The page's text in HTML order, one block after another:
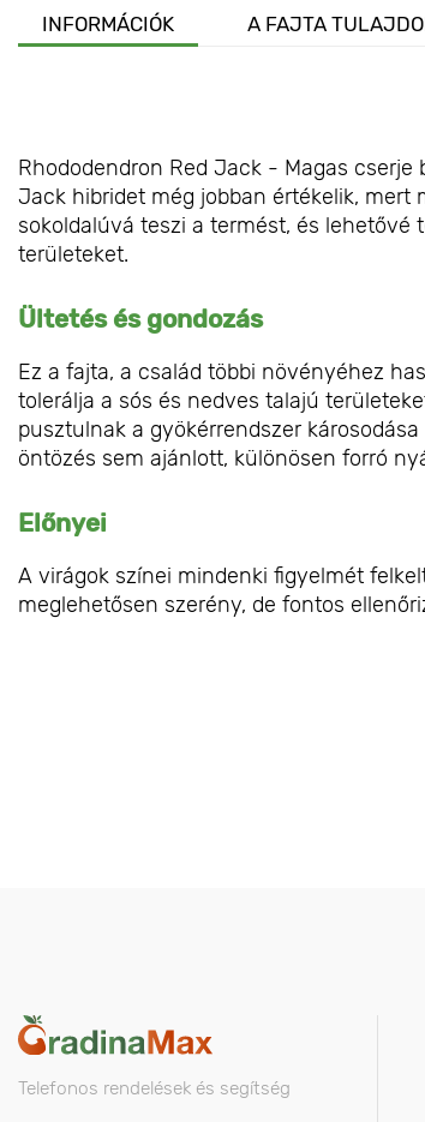
INFORMÁCIÓK A FAJTA
Rhododendron Red Jack - Magas
Jack hibridet még jobban értékelik, mert
sokoldalúvá teszi a termést, és lehetővé
területeket.
Ültetés és gondozás
Ez a fajta, a család többi növényéhez
tolerálja a sós és nedves talajú
pusztulnak a gyökérrendszer
öntözés sem ajánlott, különösen forró
Előnyei
A virágok színei mindenki figyelmét
meglehetősen szerény, de fontos
Telefonos rendelések és segítség